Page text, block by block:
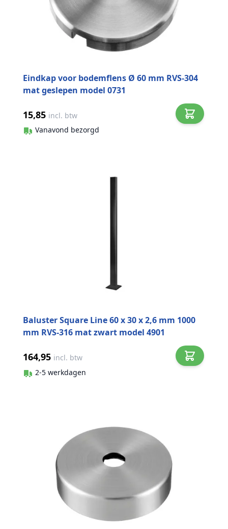
Eindkap voor bodemflens Ø 60 mm RVS-304
mat geslepen model 0731
15,85 incl. btw
Vanavond bezorgd
Baluster Square Line 60 x 30 x 2,6 mm 1000
mm RVS-316 mat zwart model 4901
164,95 incl. btw
2-5 werkdagen